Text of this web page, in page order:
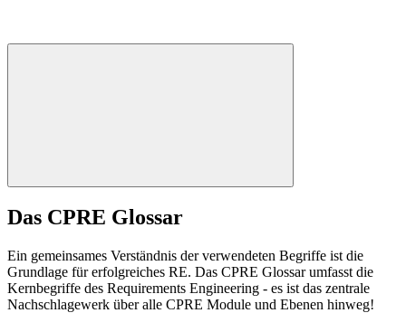
Das CPRE Glossar
Ein gemeinsames Verständnis der verwendeten Begriffe ist die
Grundlage für erfolgreiches RE. Das CPRE Glossar umfasst die
Kernbegriffe des Requirements Engineering - es ist das zentrale
Nachschlagewerk über alle CPRE Module und Ebenen hinweg!